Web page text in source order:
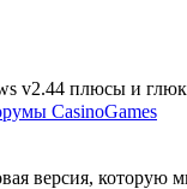
v2.44 плюсы и
CasinoGames
версия, которую